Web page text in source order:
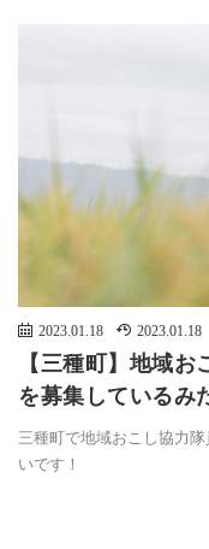
2023.01.18 2023.01.18
【三種町】地域お
を募集しているみ
三種町で地域おこし協力
いです！